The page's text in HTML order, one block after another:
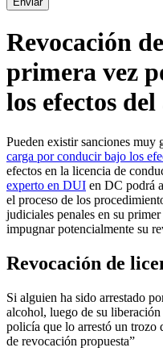
Revocación
primera vez
los efectos
Pueden existir sanciones muy
carga por conducir bajo los
efectos en la licencia de
experto en DUI en DC podrá
el proceso de los
judiciales penales en su
impugnar potencialmente su
Revocación de
Si alguien ha sido arrestado
alcohol, luego de su
policía que lo arrestó un trozo
de revocación propuesta”